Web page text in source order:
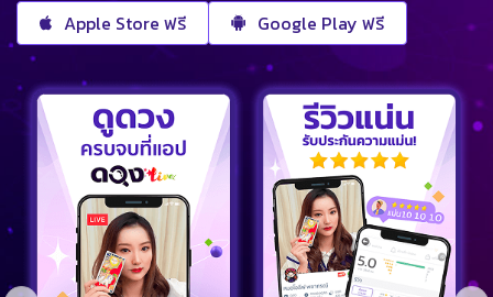
Apple Store ฟรี Google Play ฟรี